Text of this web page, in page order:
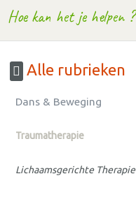
Hoe kan het je helpen ?
Alle rubrieken
Dans & Beweging
Traumatherapie
Lichaamsgerichte Therapie